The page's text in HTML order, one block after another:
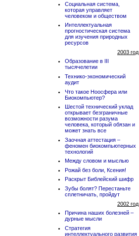
Социальная система,
которая управляет
человеком и обществом
Интеллектуальная
прогностическая система
для изучения природных
ресурсов
2003 год
Образование в III
тысячелетии
Технико-экономический
аудит
Что такое Ноосфера или
Биокомпьютер?
Шестой технический уклад
открывает безграничные
возможности разума
человека, который обязан и
может знать все
Заочная аттестация –
феномен биокомпьютерных
технологий
Между словом и мыслью
Рожай без боли, Ксения!
Раскрыт Библейский шифр
Зубы болят? Перестаньте
сплетничать, пройдут
2002 год
Причина наших болезней –
дурные мысли
Стратегия
интеллектуального развития